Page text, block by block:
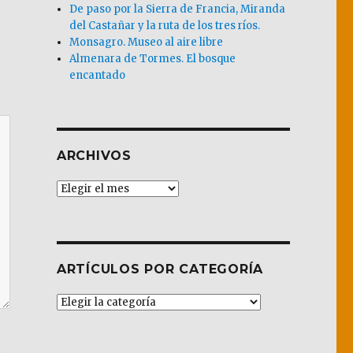
De paso por la Sierra de Francia, Miranda
del Castañar y la ruta de los tres ríos.
Monsagro. Museo al aire libre
Almenara de Tormes. El bosque
encantado
ARCHIVOS
Archivos
ARTÍCULOS POR CATEGORÍA
Artículos